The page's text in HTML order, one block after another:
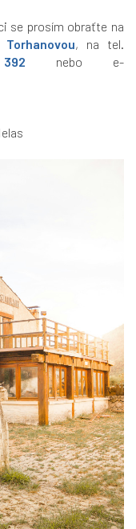
se prosím obraťte na
, na tel.
nebo e-